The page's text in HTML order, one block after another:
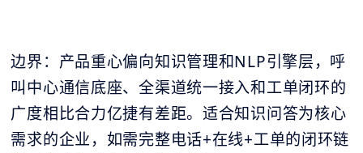
边界：产品重心偏向知识管理和NLP引擎层，呼
叫中心通信底座、全渠道统一接入和工单闭环的
广度相比合力亿捷有差距。适合知识问答为核心
需求的企业，如需完整电话+在线+工单的闭环链